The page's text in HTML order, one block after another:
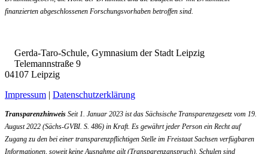
finanzierten abgeschlossenen Forschungsvorhaben betroffen sind.
Gerda-Taro-Schule, Gymnasium der Stadt Leipzig
Telemannstraße 9
04107 Leipzig
Impressum | Datenschutzerklärung
Transparenzhinweis Seit 1. Januar 2023 ist das Sächsische Transparenzgesetz vom 19.
August 2022 (Sächs-GVBI. S. 486) in Kraft. Es gewährt jeder Person ein Recht auf
Zugang zu den bei einer transparenzpflichtigen Stelle im Freistaat Sachsen verfügbaren
Informationen, soweit keine Ausnahme gilt (Transparenzanspruch). Schulen sind